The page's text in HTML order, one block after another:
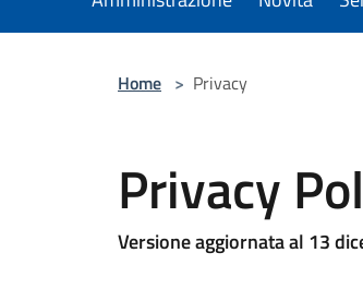
Home > Privacy
Privacy
Versione aggiornata al 13